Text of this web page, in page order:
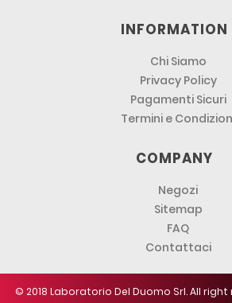
INFORMATION
Chi Siamo
Privacy Policy
Pagamenti Sicuri
Termini e
COMPANY
Negozi
Sitemap
FAQ
Contattaci
© 2018 Laboratorio Del Duomo Srl. All right